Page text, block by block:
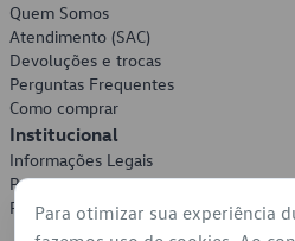
Quem Somos
Atendimento (SAC)
Devoluções e trocas
Perguntas Frequentes
Como comprar
Institucional
Informações Legais
Política de Privacidade
Política de Cookies
Para otimizar sua experiência